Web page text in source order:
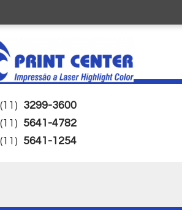
(11) 3299-3600
(11) 5641-4782
(11) 5641-1254